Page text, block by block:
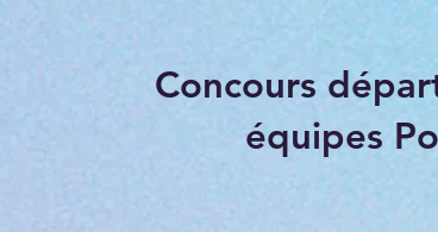
Concours
équipes